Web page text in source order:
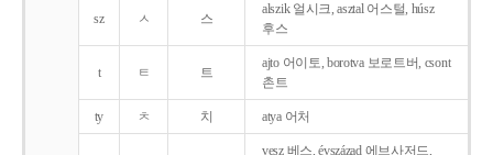
sz ㅅ 스
alszik 얼시크, asztal 어스털, húsz
후스
t ㅌ 트
ajto 어이토, borotva 보로트버, csont
촌트
ty ㅊ 치 atya 어처
vesz 베스, évszázad 에브사저드,